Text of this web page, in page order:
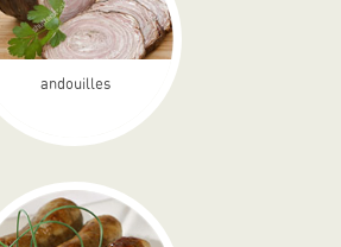
andouilles